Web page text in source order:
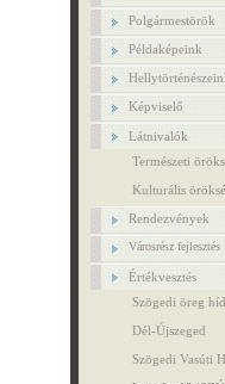
Polgármestörök
Példaképeink
Képviselő
Látnivalók
Természeti
Kulturális
Rendezvények
Városrész fejlesztés
Értékvesztés
Szögedi öreg híd
Dél-Újszeged
Szögedi Vasúti